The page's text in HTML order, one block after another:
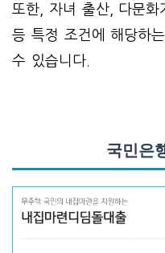
또한, 자녀 출산, 다문화
등 특정 조건에 해당하
수 있습니다.
국민은